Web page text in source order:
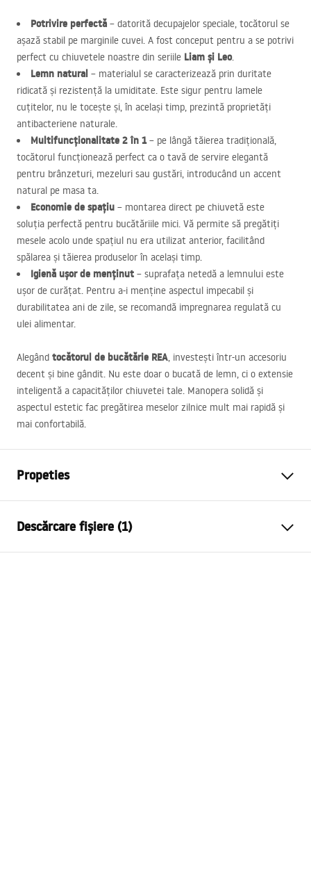
Potrivire perfectă – datorită decupajelor speciale, tocătorul se
așază stabil pe marginile cuvei. A fost conceput pentru a se potrivi
perfect cu chiuvetele noastre din seriile Liam și Leo.
Lemn natural – materialul se caracterizează prin duritate
ridicată și rezistență la umiditate. Este sigur pentru lamele
cuțitelor, nu le tocește și, în același timp, prezintă proprietăți
antibacteriene naturale.
Multifuncționalitate 2 în 1– pe lângă tăierea tradițională,
tocătorul funcționează perfect ca o tavă de servire elegantă
pentru brânzeturi, mezeluri sau gustări, introducând un accent
natural pe masa ta.
Economie de spațiu – montarea direct pe chiuvetă este
soluția perfectă pentru bucătăriile mici. Vă permite să pregătiți
mesele acolo unde spațiul nu era utilizat anterior, facilitând
spălarea și tăierea produselor în același timp.
Igienă ușor de menținut – suprafața netedă a lemnului este
ușor de curățat. Pentru a-i menține aspectul impecabil și
durabilitatea ani de zile, se recomandă impregnarea regulată cu
ulei alimentar.
Alegând tocătorul de bucătărie REA, investești într-un accesoriu
decent și bine gândit. Nu este doar o bucată de lemn, ci o extensie
inteligentă a capacităților chiuvetei tale. Manopera solidă și
aspectul estetic fac pregătirea meselor zilnice mult mai rapidă și
mai confortabilă.
Propeties
Material
Lungime (mm)
380mm
Descărcare fișiere (1)